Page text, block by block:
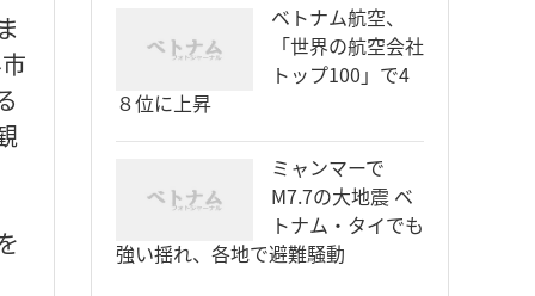
ベトナム航空、
「世界の航空会社
トップ100」で4
８位に上昇
ミャンマーで
M7.7の大地震 ベ
トナム・タイでも
強い揺れ、各地で避難騒動